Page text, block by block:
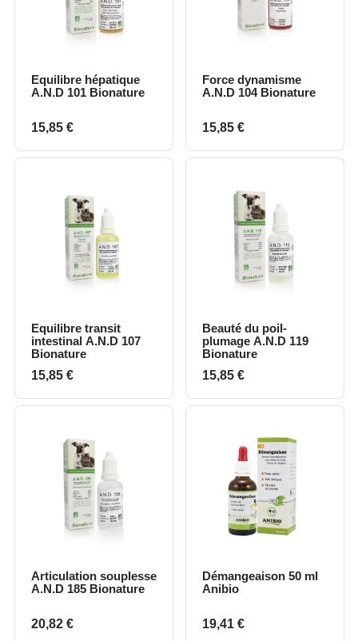
Equilibre hépatique
A.N.D 101 Bionature
Prix
15,85 €
Force dynamisme
A.N.D 104 Bionature
Prix
15,85 €
Equilibre transit
intestinal A.N.D 107
Bionature
Prix
15,85 €
Beauté du poil-
plumage A.N.D 119
Bionature
Prix
15,85 €
Articulation souplesse
A.N.D 185 Bionature
Prix
20,82 €
Démangeaison 50 ml
Anibio
Prix
19,41 €